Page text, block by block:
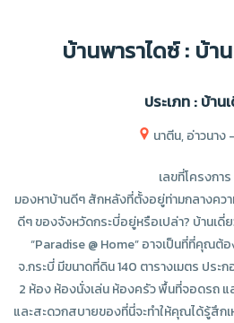
บ้านพาราไดซ์ : บ้า
ประเภท : บ้าน
นาตีน, อ่าวนาง
เลขที่โครงการ
มองหาบ้านดีๆ สักหลังที่ตั้งอยู่ท่ามกลางควา
ดีๆ ของจังหวัดกระบี่อยู่หรือเปล่า? บ้านเดี่
“Paradise @ Home” อาจเป็นที่ที่คุณต้
จ.กระบี่ มีขนาดที่ดิน 140 ตารางเมตร ปร
2 ห้อง ห้องนั่งเล่น ห้องครัว พื้นที่จอดรถ แ
และสะดวกสบายของที่นี่จะทำให้คุณได้รู้สึ